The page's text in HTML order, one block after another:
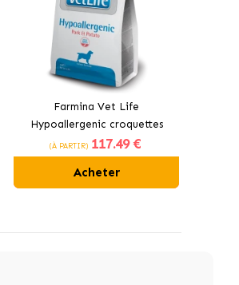
Farmina Vet Life
Hypoallergenic croquettes
pour chiens au porc
(À PARTIR) 117.49 €
Acheter